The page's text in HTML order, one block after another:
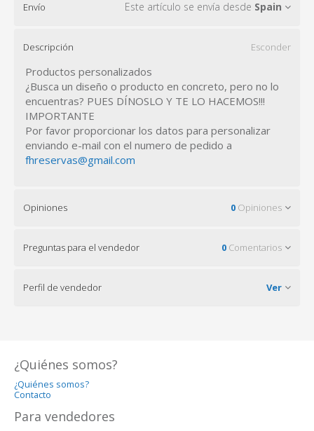
Envío Este artículo se envía desde Spain
Descripción Esconder
Productos personalizados
¿Busca un diseño o producto en concreto, pero no lo
encuentras? PUES DÍNOSLO Y TE LO HACEMOS!!!
IMPORTANTE
Por favor proporcionar los datos para personalizar
enviando e-mail con el numero de pedido a
fhreservas@gmail.com
Opiniones 0 Opiniones
Preguntas para el vendedor 0 Comentarios
Perfil de vendedor Ver
¿Quiénes somos?
¿Quiénes somos?
Contacto
Para vendedores